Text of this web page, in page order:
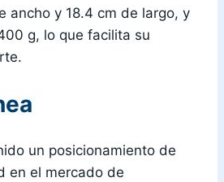
ancho y 18.4 cm de largo, y
g, lo que facilita su
un posicionamiento de
en el mercado de